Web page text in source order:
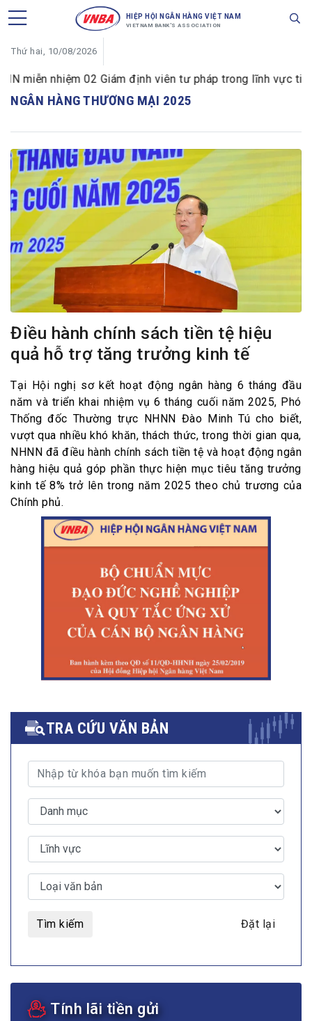
HIỆP HỘI NGÂN HÀNG VIỆT NAM
VIETNAM BANK'S ASSOCIATION
Thứ hai, 10/08/2026
miễn nhiệm 02 Giám định viên tư pháp trong lĩnh vực tiền
NGÂN HÀNG THƯƠNG MẠI 2025
Điều hành chính sách tiền tệ hiệu
quả hỗ trợ tăng trưởng kinh tế
Tại Hội nghị sơ kết hoạt động ngân hàng 6 tháng đầu
năm và triển khai nhiệm vụ 6 tháng cuối năm 2025, Phó
Thống đốc Thường trực NHNN Đào Minh Tú cho biết,
vượt qua nhiều khó khăn, thách thức, trong thời gian qua,
NHNN đã điều hành chính sách tiền tệ và hoạt động ngân
hàng hiệu quả góp phần thực hiện mục tiêu tăng trưởng
kinh tế 8% trở lên trong năm 2025 theo chủ trương của
Chính phủ.
TRA CỨU VĂN BẢN
Tìm kiếm Đặt lại
Tính lãi tiền gửi